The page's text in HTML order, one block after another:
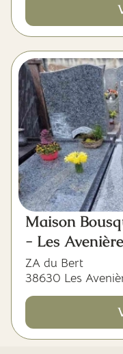
Maison
- Les
ZA du Bert
38630 Les